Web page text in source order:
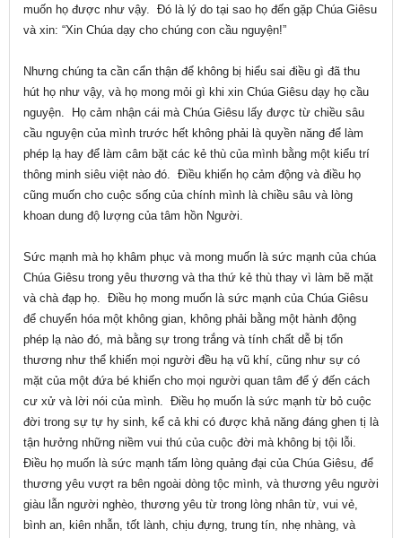
muốn họ được như vậy. Đó là lý do tại sao họ đến gặp Chúa Giêsu
và xin: “Xin Chúa dạy cho chúng con cầu nguyện!”
Nhưng chúng ta cần cẩn thận để không bị hiểu sai điều gì đã thu
hút họ như vậy, và họ mong mỏi gì khi xin Chúa Giêsu dạy họ cầu
nguyện. Họ cảm nhận cái mà Chúa Giêsu lấy được từ chiều sâu
cầu nguyện của mình trước hết không phải là quyền năng để làm
phép lạ hay để làm câm bặt các kẻ thù của mình bằng một kiểu trí
thông minh siêu việt nào đó. Điều khiến họ cảm động và điều họ
cũng muốn cho cuộc sống của chính mình là chiều sâu và lòng
khoan dung độ lượng của tâm hồn Người.
Sức mạnh mà họ khâm phục và mong muốn là sức mạnh của chúa
Chúa Giêsu trong yêu thương và tha thứ kẻ thù thay vì làm bẽ mặt
và chà đạp họ. Điều họ mong muốn là sức mạnh của Chúa Giêsu
để chuyển hóa một không gian, không phải bằng một hành động
phép lạ nào đó, mà bằng sự trong trắng và tính chất dễ bị tổn
thương như thể khiến mọi người đều hạ vũ khí, cũng như sự có
mặt của một đứa bé khiến cho mọi người quan tâm để ý đến cách
cư xử và lời nói của mình. Điều họ muốn là sức mạnh từ bỏ cuộc
đời trong sự tự hy sinh, kể cả khi có được khả năng đáng ghen tị là
tận hưởng những niềm vui thú của cuộc đời mà không bị tội lỗi.
Điều họ muốn là sức mạnh tấm lòng quảng đại của Chúa Giêsu, để
thương yêu vượt ra bên ngoài dòng tộc mình, và thương yêu người
giàu lẫn người nghèo, thương yêu từ trong lòng nhân từ, vui vẻ,
bình an, kiên nhẫn, tốt lành, chịu đựng, trung tín, nhẹ nhàng, và